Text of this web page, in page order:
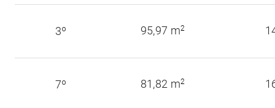
3º 95,97 m2
7º 81,82 m2